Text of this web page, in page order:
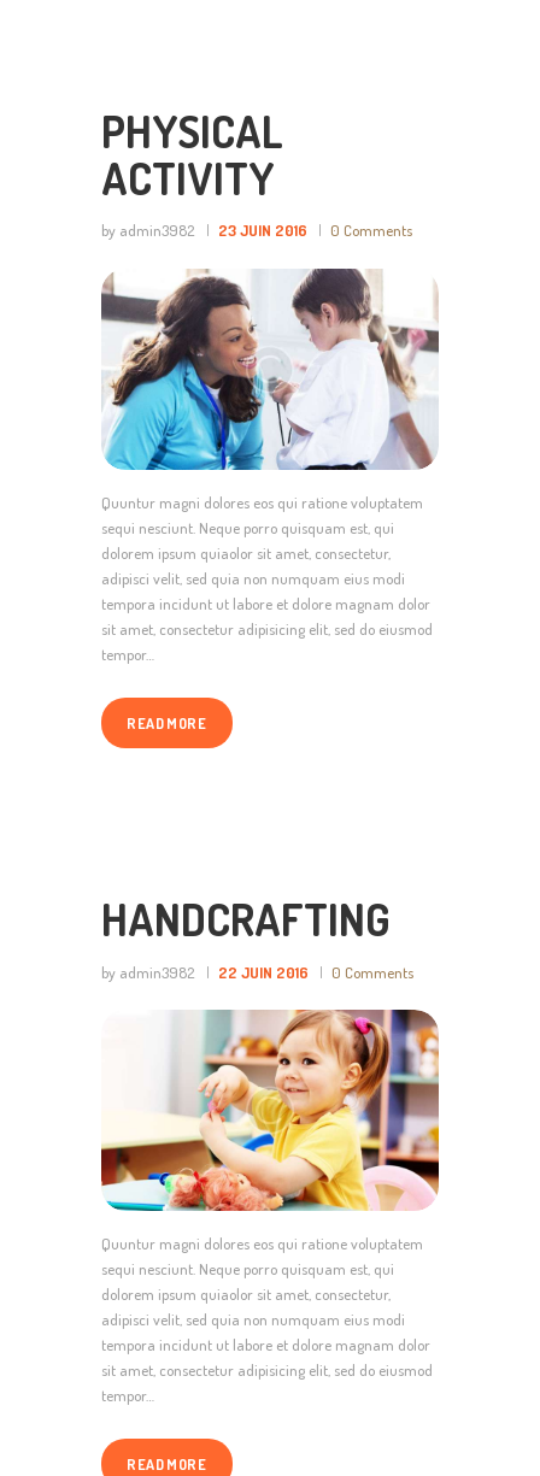
PHYSICAL
ACTIVITY
by admin3982 23 JUIN 2016 0 Comments
Quuntur magni dolores eos qui ratione voluptatem
sequi nesciunt. Neque porro quisquam est, qui
dolorem ipsum quiaolor sit amet, consectetur,
adipisci velit, sed quia non numquam eius modi
tempora incidunt ut labore et dolore magnam dolor
sit amet, consectetur adipisicing elit, sed do eiusmod
tempor…
READ MORE
HANDCRAFTING
by admin3982 22 JUIN 2016 0 Comments
Quuntur magni dolores eos qui ratione voluptatem
sequi nesciunt. Neque porro quisquam est, qui
dolorem ipsum quiaolor sit amet, consectetur,
adipisci velit, sed quia non numquam eius modi
tempora incidunt ut labore et dolore magnam dolor
sit amet, consectetur adipisicing elit, sed do eiusmod
tempor…
READ MORE